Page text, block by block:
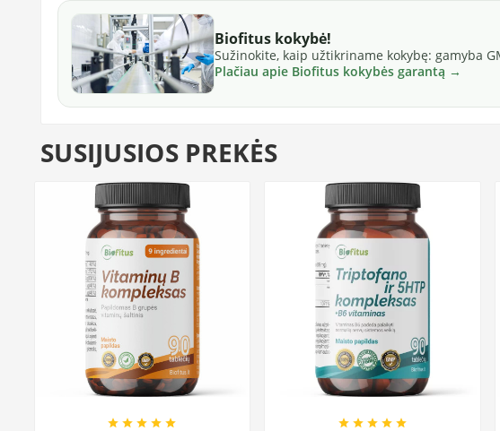
Biofitus kokybė!
Sužinokite, kaip užtikriname kokybę: gamyba
Plačiau apie Biofitus kokybės garantą →
SUSIJUSIOS PREKĖS
         